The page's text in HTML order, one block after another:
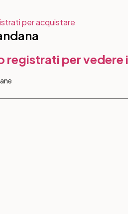
per acquistare
registrati per vedere